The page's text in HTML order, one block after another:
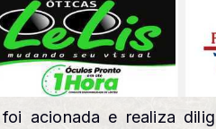
acionada e realiza